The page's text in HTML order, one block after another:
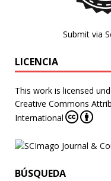
Submit via
LICENCIA
This work is licensed
Creative Commons
International
BÚSQUEDA